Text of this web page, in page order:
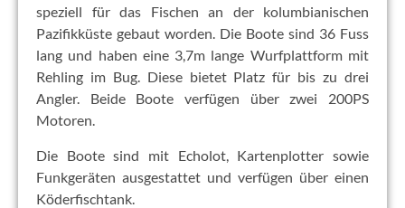
speziell für das Fischen an der kolumbianischen
Pazifikküste gebaut worden. Die Boote sind 36 Fuss
lang und haben eine 3,7m lange Wurfplattform mit
Rehling im Bug. Diese bietet Platz für bis zu drei
Angler. Beide Boote verfügen über zwei 200PS
Motoren.
Die Boote sind mit Echolot, Kartenplotter sowie
Funkgeräten ausgestattet und verfügen über einen
Köderfischtank.